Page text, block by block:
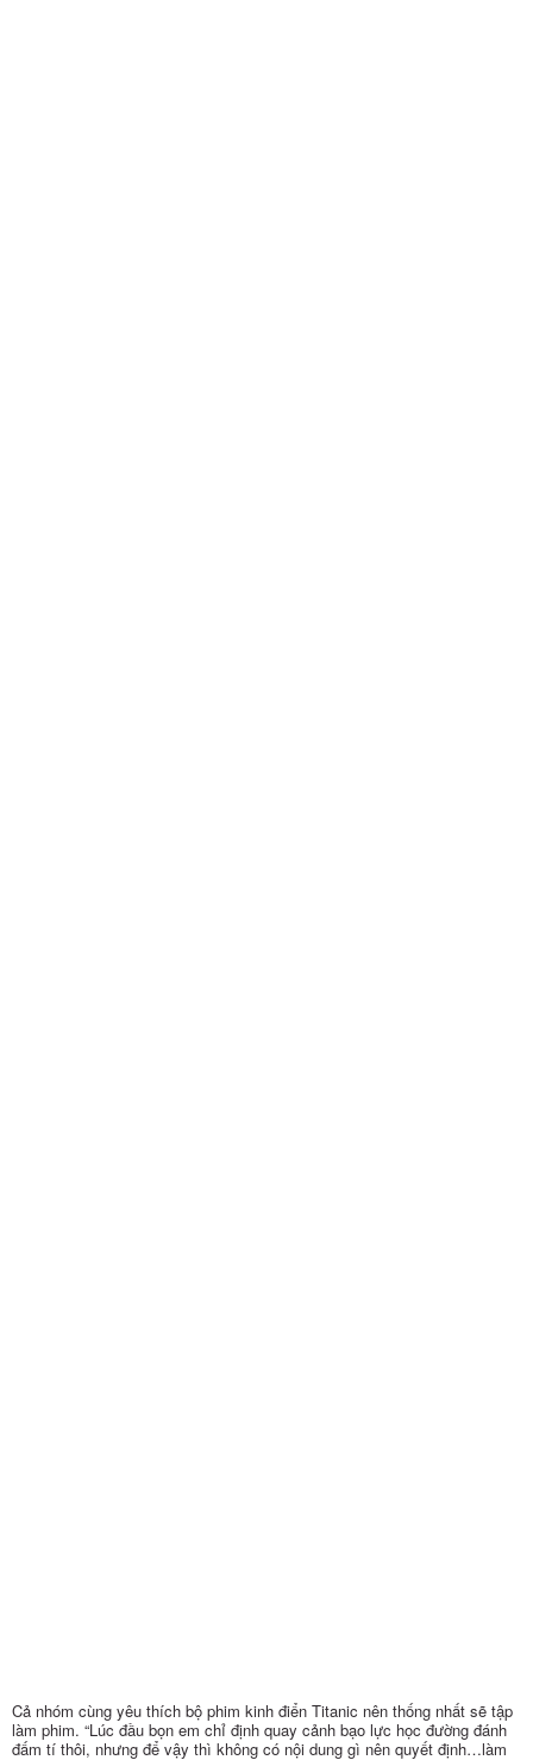
Cả nhóm cùng yêu thích bộ phim kinh điển Titanic nên thống nhất sẽ tập
làm phim. “Lúc đầu bọn em chỉ định quay cảnh bạo lực học đường đánh
đấm tí thôi, nhưng để vậy thì không có nội dung gì nên quyết định…làm